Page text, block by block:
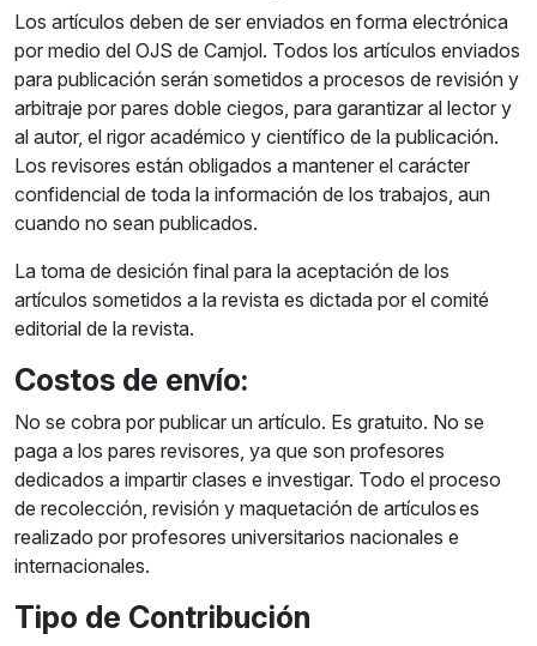
Los artículos deben de ser enviados en forma electrónica
por medio del OJS de Camjol. Todos los artículos enviados
para publicación serán sometidos a procesos de revisión y
arbitraje por pares doble ciegos, para garantizar al lector y
al autor, el rigor académico y científico de la publicación.
Los revisores están obligados a mantener el carácter
confidencial de toda la información de los trabajos, aun
cuando no sean publicados.
La toma de desición final para la aceptación de los
artículos sometidos a la revista es dictada por el comité
editorial de la revista.
Costos de envío:
No se cobra por publicar un artículo. Es gratuito. No se
paga a los pares revisores, ya que son profesores
dedicados a impartir clases e investigar. Todo el proceso
de recolección, revisión y maquetación de artículos es
realizado por profesores universitarios nacionales e
internacionales.
Tipo de Contribución